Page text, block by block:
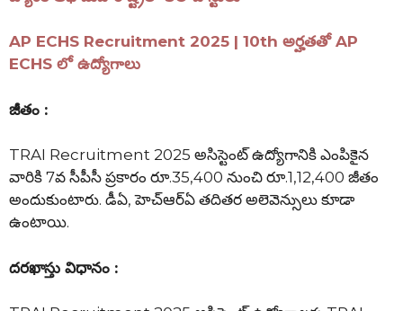
AP ECHS Recruitment 2025 | 10th అర్హతతో AP
ECHS లో ఉద్యోగాలు
జీతం :
TRAI Recruitment 2025 అసిస్టెంట్ ఉద్యోగానికి ఎంపికైన
వారికి 7వ సీపీసీ ప్రకారం రూ.35,400 నుంచి రూ.1,12,400 జీతం
అందుకుంటారు. డీఏ, హెచ్ఆర్ఏ తదితర అలెవెన్సులు కూడా
ఉంటాయి.
దరఖాస్తు విధానం :